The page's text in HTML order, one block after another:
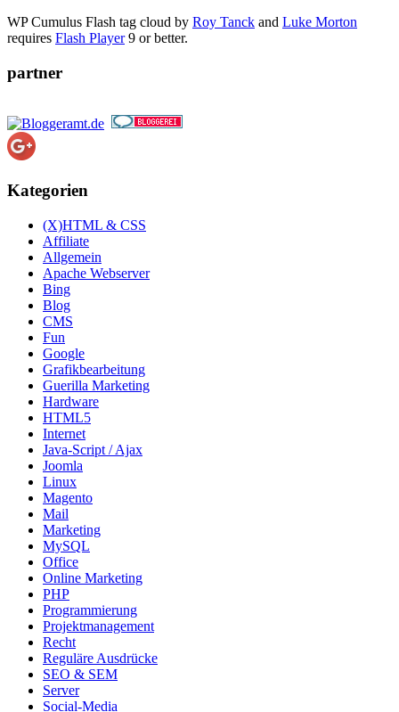
WP Cumulus Flash tag cloud by Roy Tanck and Luke Morton
requires Flash Player9 or better.
partner
Kategorien
(X)HTML & CSS
Affiliate
Allgemein
Apache Webserver
Bing
Blog
CMS
Fun
Google
Grafikbearbeitung
Guerilla Marketing
Hardware
HTML5
Internet
Java-Script / Ajax
Joomla
Linux
Magento
Mail
Marketing
MySQL
Office
Online Marketing
PHP
Programmierung
Projektmanagement
Recht
Reguläre Ausdrücke
SEO & SEM
Server
Social-Media